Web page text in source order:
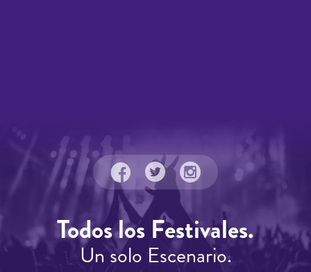
Todos los Festivales.
Un solo Escenario.